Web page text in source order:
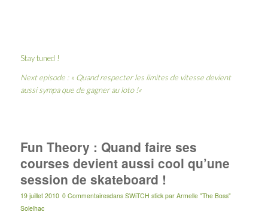
Stay tuned !
Next episode : « Quand respecter les limites de vitesse devient
aussi sympa que de gagner au loto !«
Fun Theory : Quand faire ses
courses devient aussi cool qu’une
session de skateboard !
19 juillet 2010 0 Commentairesdans SWiTCH stick par Armelle "The Boss"
Solelhac